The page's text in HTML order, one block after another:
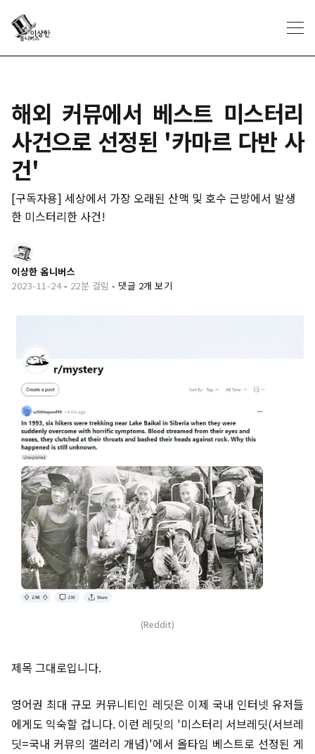
해외 커뮤에서 베스트 미스터리
사건으로 선정된 '카마르 다반 사
건'
[구독자용] 세상에서 가장 오래된 산맥 및 호수 근방에서 발생
한 미스터리한 사건!
이상한 옴니버스
2023-11-24- 22분 걸림 - 댓글 2개 보기
(Reddit)
제목 그대로입니다.
영어권 최대 규모 커뮤니티인 레딧은 이제 국내 인터넷 유저들
에게도 익숙할 겁니다. 이런 레딧의 '미스터리 서브레딧(서브레
딧=국내 커뮤의 갤러리 개념)'에서 올타임 베스트로 선정된 게